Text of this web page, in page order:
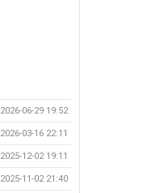
2026-06-29 19:52
2026-03-16 22:11
2025-12-02 19:11
2025-11-02 21:40